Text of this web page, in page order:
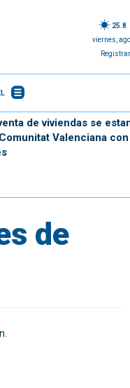
25.8
viernes,
de viviendas se
Valenciana
de